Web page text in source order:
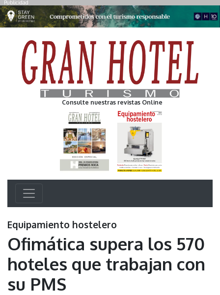
Publicidad
Consulte nuestras revistas Online
Equipamiento hostelero
Ofimática supera los 570
hoteles que trabajan con
su PMS